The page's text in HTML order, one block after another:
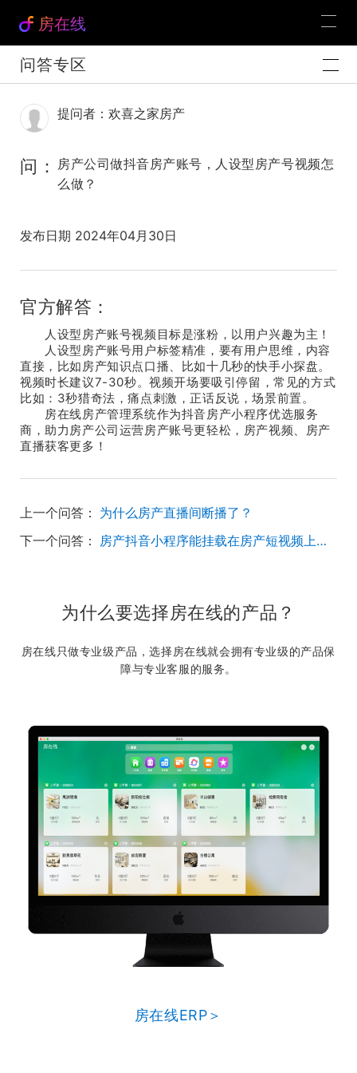
房在线
问答专区
提问者：欢喜之家房产
问：
房产公司做抖音房产账号，人设型房产号视频怎
么做？
发布日期 2024年04月30日
官方解答：
人设型房产账号视频目标是涨粉，以用户兴趣为主！
人设型房产账号用户标签精准，要有用户思维，内容
直接，比如房产知识点口播、比如十几秒的快手小探盘。
视频时长建议7-30秒。视频开场要吸引停留，常见的方式
比如：3秒猎奇法，痛点刺激，正话反说，场景前置。
房在线房产管理系统作为抖音房产小程序优选服务
商，助力房产公司运营房产账号更轻松，房产视频、房产
直播获客更多！
上一个问答： 为什么房产直播间断播了？
下一个问答：
房产抖音小程序能挂载在房产短视频上获客吗？
为什么要选择房在线的产品？
房在线只做专业级产品，选择房在线就会拥有专业级的产品保
障与专业客服的服务。
房在线ERP＞